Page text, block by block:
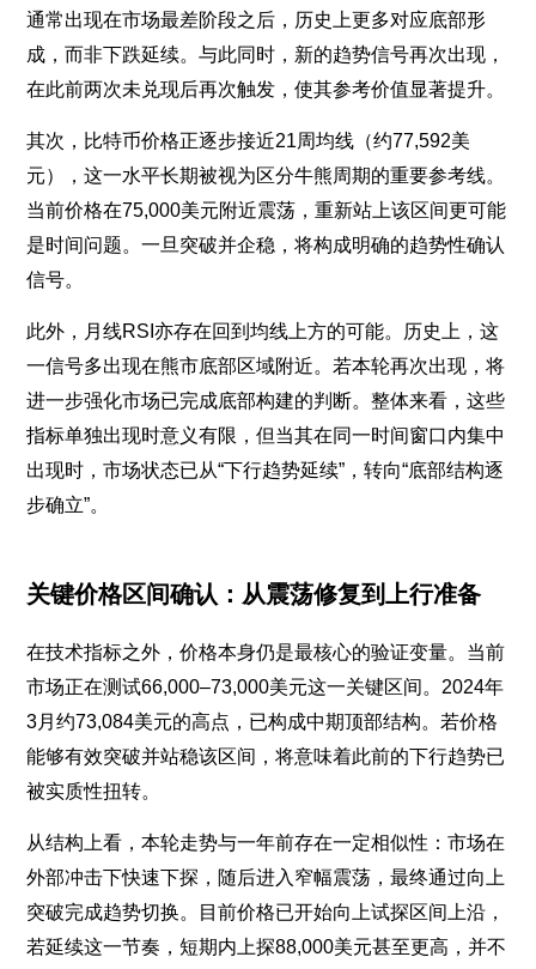
通常出现在市场最差阶段之后，历史上更多对应底部形
成，而非下跌延续。与此同时，新的趋势信号再次出现，
在此前两次未兑现后再次触发，使其参考价值显著提升。
其次，比特币价格正逐步接近21周均线（约77,592美
元），这一水平长期被视为区分牛熊周期的重要参考线。
当前价格在75,000美元附近震荡，重新站上该区间更可能
是时间问题。一旦突破并企稳，将构成明确的趋势性确认
信号。
此外，月线RSI亦存在回到均线上方的可能。历史上，这
一信号多出现在熊市底部区域附近。若本轮再次出现，将
进一步强化市场已完成底部构建的判断。整体来看，这些
指标单独出现时意义有限，但当其在同一时间窗口内集中
出现时，市场状态已从“下行趋势延续”，转向“底部结构逐
步确立”。
关键价格区间确认：从震荡修复到上行准备
在技术指标之外，价格本身仍是最核心的验证变量。当前
市场正在测试66,000–73,000美元这一关键区间。2024年
3月约73,084美元的高点，已构成中期顶部结构。若价格
能够有效突破并站稳该区间，将意味着此前的下行趋势已
被实质性扭转。
从结构上看，本轮走势与一年前存在一定相似性：市场在
外部冲击下快速下探，随后进入窄幅震荡，最终通过向上
突破完成趋势切换。目前价格已开始向上试探区间上沿，
若延续这一节奏，短期内上探88,000美元甚至更高，并不